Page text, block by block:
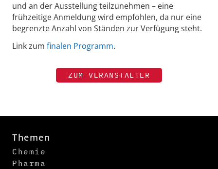
und an der Ausstellung teilzunehmen – eine
frühzeitige Anmeldung wird empfohlen, da nur eine
begrenzte Anzahl von Ständen zur Verfügung steht.
Link zum finalen Programm.
ZUM VERANSTALTER
Themen
Chemie
Pharma